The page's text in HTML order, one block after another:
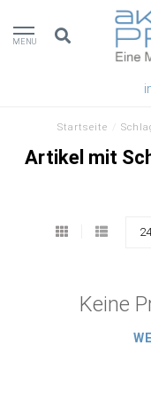
MENU
Startseite
Artikel mit
Keine